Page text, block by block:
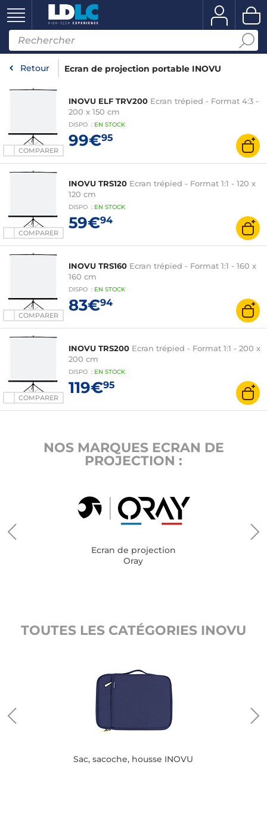
Retour Ecran de projection portable INOVU
COMPARER
INOVU ELF TRV200 Ecran trépied - Format 4:3 -
200 x 150 cm
DISPO : EN STOCK
99€95
COMPARER
INOVU TRS120 Ecran trépied - Format 1:1 - 120 x
120 cm
DISPO : EN STOCK
59€94
COMPARER
INOVU TRS160 Ecran trépied - Format 1:1 - 160 x
160 cm
DISPO : EN STOCK
83€94
COMPARER
INOVU TRS200 Ecran trépied - Format 1:1 - 200 x
200 cm
DISPO : EN STOCK
119€95
NOS MARQUES ECRAN DE
PROJECTION :
Ecran de projection
Oray
TOUTES LES CATÉGORIES INOVU
Sac, sacoche, housse INOVU